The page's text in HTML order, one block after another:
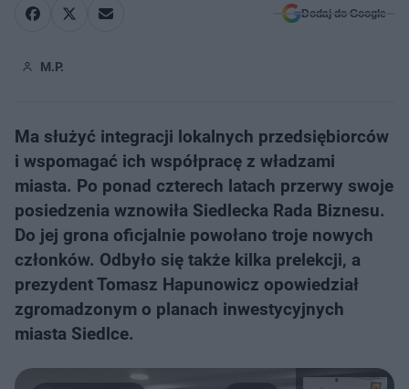
Dodaj do Google
M.P.
Ma służyć integracji lokalnych przedsiębiorców
i wspomagać ich współpracę z władzami
miasta. Po ponad czterech latach przerwy swoje
posiedzenia wznowiła Siedlecka Rada Biznesu.
Do jej grona oficjalnie powołano troje nowych
członków. Odbyło się także kilka prelekcji, a
prezydent Tomasz Hapunowicz opowiedział
zgromadzonym o planach inwestycyjnych
miasta Siedlce.